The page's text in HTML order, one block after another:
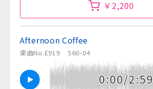
￥2,200
Afternoon Coffee
楽曲No.E919 560-04
0:00/2:59